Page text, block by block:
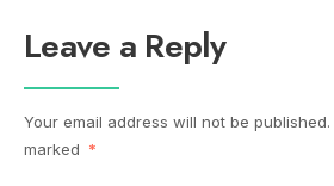
Leave a Reply
Your email address will not be published.
marked *